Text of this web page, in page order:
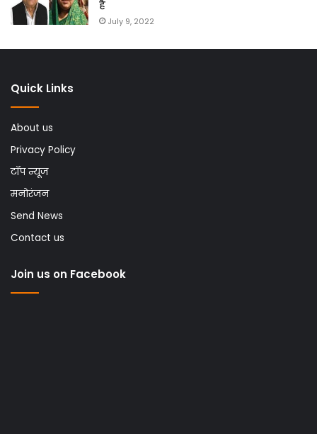
है
July 9, 2022
Quick Links
About us
Privacy Policy
टॉप न्यूज
मनोरंजन
Send News
Contact us
Join us on Facebook